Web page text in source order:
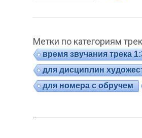
Метки по категориям
время звучания трека
для дисциплин
для номера с обручем